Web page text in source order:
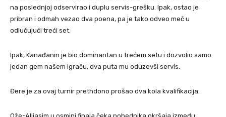
na poslednjoj odservirao i duplu servis-grešku. Ipak, ostao je
pribran i odmah vezao dva poena, pa je tako odveo meč u
odlučujući treći set.
Ipak, Kanađanin je bio dominantan u trećem setu i dozvolio samo
jedan gem našem igraču, dva puta mu oduzevši servis.
Đere je za ovaj turnir prethdono prošao dva kola kvalifikacija.